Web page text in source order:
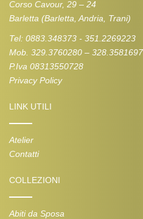
Corso Cavour, 29 – 24
Barletta (Barletta, Andria, Trani)
Tel: 0883.348373 - 351.2269223
Mob. 329.3760280 – 328.3581697
P.Iva 08313550728
Privacy Policy
LINK UTILI
Atelier
Contatti
COLLEZIONI
Abiti da Sposa